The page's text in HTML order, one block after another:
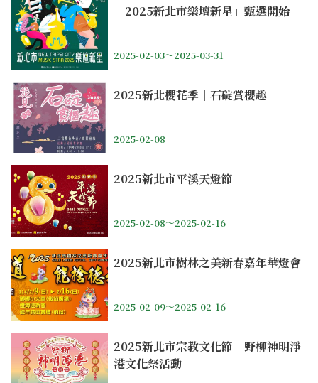
「2025新北市樂壇新星」甄選開始
2025-02-03～2025-03-31
2025新北櫻花季｜石碇賞櫻趣
2025-02-08
2025新北市平溪天燈節
2025-02-08～2025-02-16
2025新北市樹林之美新春嘉年華燈會
2025-02-09～2025-02-16
2025新北市宗教文化節｜野柳神明淨
港文化祭活動